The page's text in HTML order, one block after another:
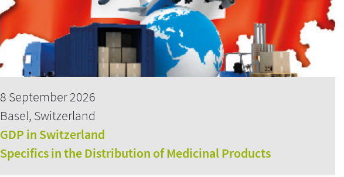
8 September 2026
Basel, Switzerland
GDP in Switzerland
Specifics in the Distribution of Medicinal Products